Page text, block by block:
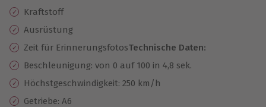
Kraftstoff
Ausrüstung
Zeit für ErinnerungsfotosTechnische Daten:
Beschleunigung: von 0 auf 100 in 4,8 sek.
Höchstgeschwindigkeit: 250 km/h
Getriebe: A6